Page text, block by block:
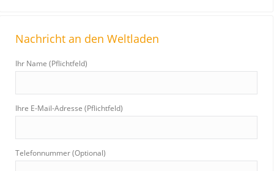
Nachricht an den Weltladen
Ihr Name (Pflichtfeld)
Ihre E-Mail-Adresse (Pflichtfeld)
Telefonnummer (Optional)